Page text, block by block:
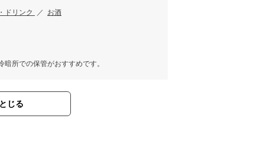
ドリンク ／ お酒
暗所での保管がおすすめです。
とじる